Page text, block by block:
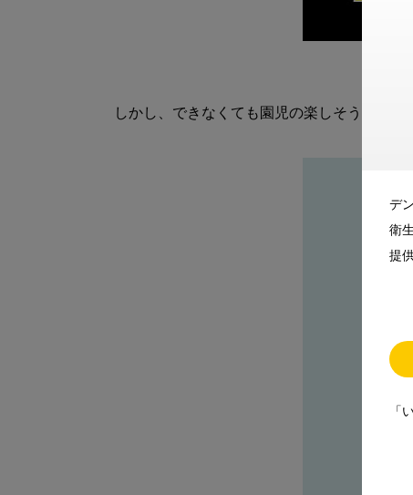
デ
衛
提
「
しかし、できなくても園児の楽しそうな表情